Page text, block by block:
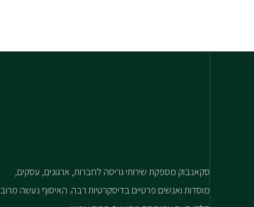
סקאנבוק מספקת שירותי גריסה לחברות, ארגונים, עסקים,
מוסדות ואנשים פרטיים בדיסקרטיות רבה. האיסוף נעשה מרוב